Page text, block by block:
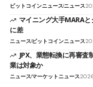
ビットコインニュースニュース
マイニング大手MARA
に差
ニュースビットコインニュース
JPX、業態転換に再審
業は対象か
ニュースマーケットニュース